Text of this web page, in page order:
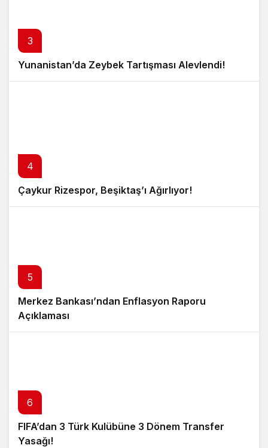
3
Yunanistan’da Zeybek Tartışması Alevlendi!
4
Çaykur Rizespor, Beşiktaş’ı Ağırlıyor!
5
Merkez Bankası’ndan Enflasyon Raporu
Açıklaması
6
FIFA’dan 3 Türk Kulübüne 3 Dönem Transfer
Yasağı!